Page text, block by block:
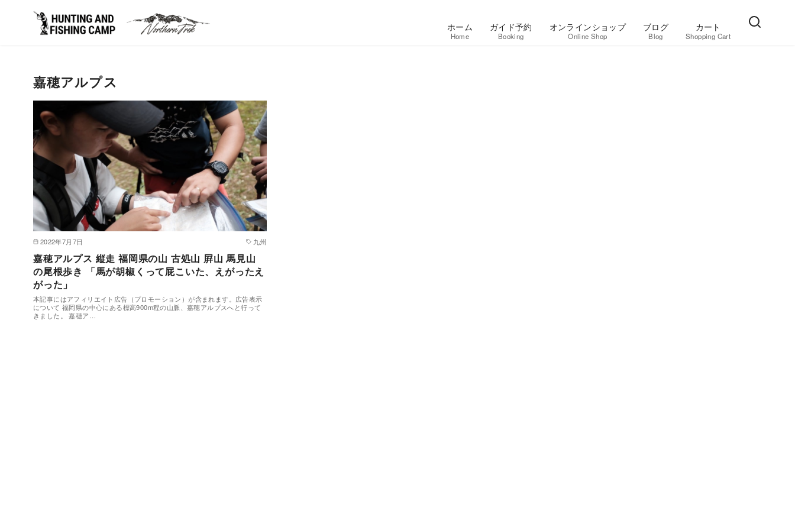
ホーム
Home
ガイド予約
Booking
オンラインショップ
Online Shop
ブログ
Blog
カート
Shopping Cart
嘉穂アルプス
2022年7月7日 九州
嘉穂アルプス 縦走 福岡県の山 古処山 屛山 馬見山
の尾根歩き 「馬が胡椒くって屁こいた、えがったえ
がった」
本記事にはアフィリエイト広告（プロモーション）が含まれます。広告表示
について 福岡県の中心にある標高900m程の山脈、嘉穂アルプスへと行って
きました。 嘉穂ア…